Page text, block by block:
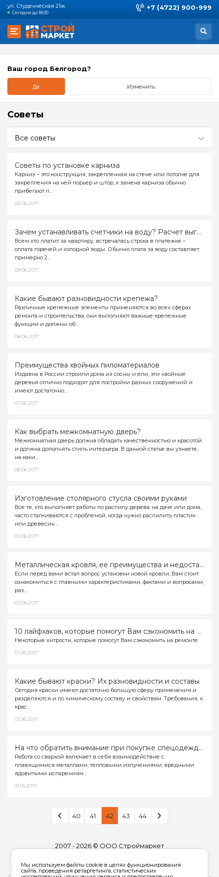
ул. Студенческая 21ж
Сегодня до 18:00
+7 (4722) 900-999
Ваш город Белгород?
Да Изменить
Советы
Все советы
Обзоры
Как использовать63
О строительных материалах
Советы по установке карниза
Карниз – это конструкция, закрепленная на стене или потолке для
закрепления на ней порьер и штор, к замена карниза обычно
прибегают п…
26.06.2017
Зачем устанавливать счетчики на воду? Расчет выгоды
Всем кто платит за квартиру, встречалась строка в платежке –
оплата горечей и холодной воды. Обычно плата за воду составляет
примерно 2…
09.06.2017
Какие бывают разновидности крепежа?
Различные крепежные элементы применяются во всех сферах
ремонта и строительства, они выполняют важные крепежные
функции и должны об…
08.06.2017
Преимущества хвойных пиломатериалов
Издавна в России строили дома из сосны и ели, эти хвойные
деревья отлично подходят для постройки разных сооружений и
имеют достаточно…
07.06.2017
Как выбрать межкомнатную дверь?
Межкомнатная дверь должна обладать качественностью и красотой
и должна дополнять стиль интерьера. В данной статье вы узнаете,
на каки…
06.06.2017
Изготовление столярного стусла своими руками
Все те, кто выполняет работы по распилу дерева, на даче или дома,
часто сталкиваются с проблемой, когда нужно распилить пластик
или древесин…
05.06.2017
Металлическая кровля, её преимущества и недостатки. Установка и обслуживание металлической кровли.
Если перед вами встал вопрос установки новой кровли, Вам стоит
ознакомиться с главными характеристиками, фактами и вопросами,
раз…
02.06.2017
10 лайфхаков, которые помогут Вам сэкономить на ремонте
Некоторые хитрости, которые помогут Вам сэкономить на ремонте
01.06.2017
Какие бывают краски? Их разновидности и составы
Сегодня краски имеют достаточно большую сферу применения и
разделяются и по химическому составу и свойствам. Требования, к
крас…
01.06.2017
На что обратить внимание при покупке спецодежды для сварки?
Работа со сваркой включает в себя взаимодействие с
плавящимися металлами, тепловыми излучениями, вредными
ядовитыми испарениям…
31.05.2017
40 41 42 43 44
2007 - 2026 © ООО Строймаркет
Код клиента:796350
Мы используем файлы cookie в целях функционирования
сайта, проведения ретаргетинга, статистических